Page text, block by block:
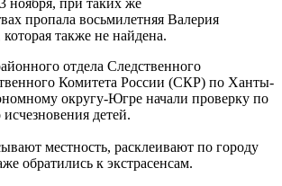
пропала восьмилетняя Валерия
также не найдена.
отдела Следственного
Комитета России (СКР) по Ханты-
округу-Югре начали проверку по
детей.
местность, расклеивают по городу
обратились к экстрасенсам.